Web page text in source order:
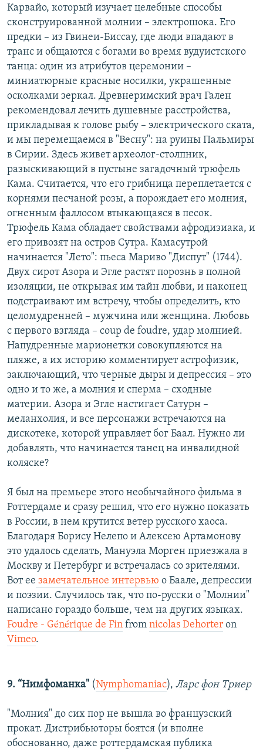
Карвайо, который изучает целебные способы
сконструированной молнии – электрошока. Его
предки – из Гвинеи-Биссау, где люди впадают в
транс и общаются с богами во время вудуистского
танца: один из атрибутов церемонии –
миниатюрные красные носилки, украшенные
осколками зеркал. Древнеримский врач Гален
рекомендовал лечить душевные расстройства,
прикладывая к голове рыбу – электрического ската,
и мы перемещаемся в "Весну": на руины Пальмиры
в Сирии. Здесь живет археолог-столпник,
разыскивающий в пустыне загадочный трюфель
Кама. Считается, что его грибница переплетается с
корнями песчаной розы, а порождает его молния,
огненным фаллосом втыкающаяся в песок.
Трюфель Кама обладает свойствами афродизиака, и
его привозят на остров Сутра. Камасутрой
начинается "Лето": пьеса Мариво "Диспут" (1744).
Двух сирот Азора и Эгле растят порознь в полной
изоляции, не открывая им тайн любви, и наконец
подстраивают им встречу, чтобы определить, кто
целомудренней – мужчина или женщина. Любовь
с первого взгляда – coup de foudre, удар молнией.
Напудренные марионетки совокупляются на
пляже, а их историю комментирует астрофизик,
заключающий, что черные дыры и депрессия – это
одно и то же, а молния и сперма – сходные
материи. Азора и Эгле настигает Сатурн –
меланхолия, и все персонажи встречаются на
дискотеке, которой управляет бог Баал. Нужно ли
добавлять, что начинается танец на инвалидной
коляске?
Я был на премьере этого необычайного фильма в
Роттердаме и сразу решил, что его нужно показать
в России, в нем крутится ветер русского хаоса.
Благодаря Борису Нелепо и Алексею Артамонову
это удалось сделать, Мануэла Морген приезжала в
Москву и Петербург и встречалась со зрителями.
Вот ее замечательное интервью о Баале, депрессии
и поэзии. Случилось так, что по-русски о "Молнии"
написано гораздо больше, чем на других языках.
Foudre - Générique de Fin from nicolas Dehorter on
Vimeo.
9. “Нимфоманка" (Nymphomaniac), Ларс фон Tриер
"Молния" до сих пор не вышла во французский
прокат. Дистрибьюторы боятся (и вполне
обоснованно, даже роттердамская публика